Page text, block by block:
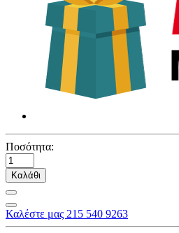
Ποσότητα:
Καλάθι
Καλέστε μας 215 540 9263